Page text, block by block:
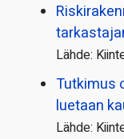
Lähde:
Tutkimus
luetaan
Lähde: